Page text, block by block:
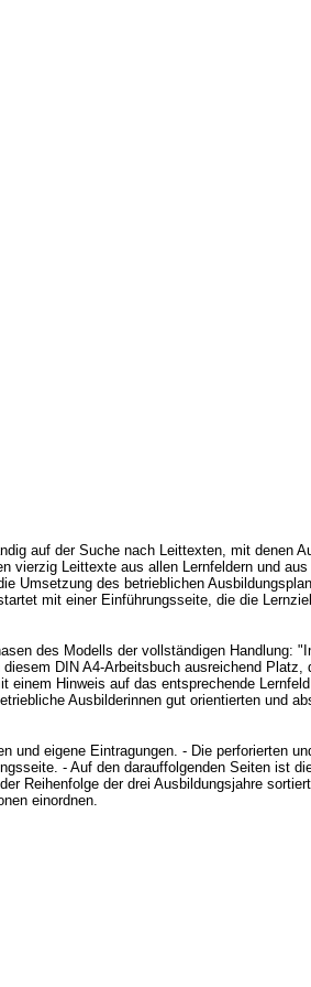
auf der Suche nach Leittexten, mit denen
vierzig Leittexte aus allen Lernfeldern und
Umsetzung des betrieblichen
mit einer Einführungsseite, die die
des Modells der vollständigen Handlung:
DIN A4-Arbeitsbuch ausreichend Platz,
Hinweis auf das entsprechende
Ausbilderinnen gut orientierten und
eigene Eintragungen. - Die perforierten
- Auf den darauffolgenden Seiten ist
Reihenfolge der drei Ausbildungsjahre
einordnen.